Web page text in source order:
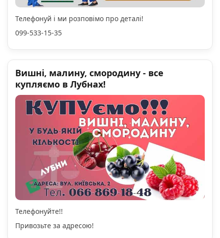
Телефонуй і ми розповімо про деталі!
099-533-15-35
Вишні, малину, смородину - все
купляємо в Лубнах!
Телефонуйте!!
Привозьте за адресою!